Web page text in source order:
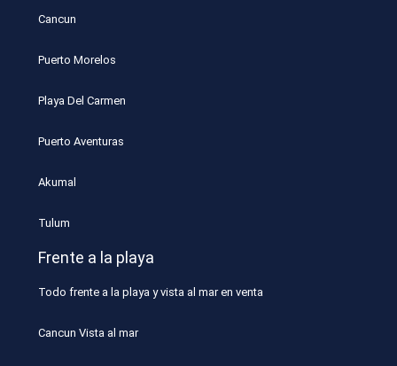
Cancun
Puerto Morelos
Playa Del Carmen
Puerto Aventuras
Akumal
Tulum
Frente a la playa
Todo frente a la playa y vista al mar en venta
Cancun Vista al mar